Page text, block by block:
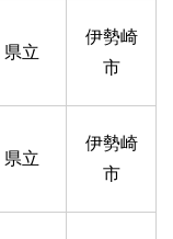
県立
伊勢崎
市
県立
伊勢崎
市